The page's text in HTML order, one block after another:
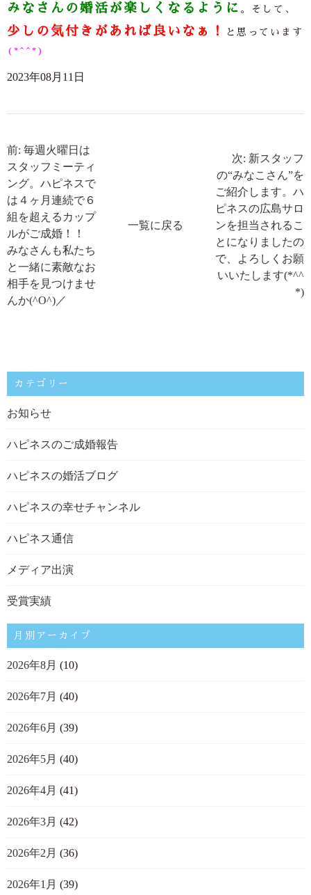
みなさんの婚活が楽しくなるように 。そして、
少しの気付きがあれば良いなぁ！
と思っています
(*^^*)
2023年08月11日
前: 毎週火曜日は
スタッフミーティ
ング。ハピネスで
は４ヶ月連続で６
組を超えるカップ
ルがご成婚！！
みなさんも私たち
と一緒に素敵なお
相手を見つけませ
んか(^O^)／
一覧に戻る
次: 新スタッフ
の“みなこさん”を
ご紹介します。ハ
ピネスの広島サロ
ンを担当されるこ
とになりましたの
で、よろしくお願
いいたします(*^^
*)
カテゴリー
お知らせ
ハピネスのご成婚報告
ハピネスの婚活ブログ
ハピネスの幸せチャンネル
ハピネス通信
メディア出演
受賞実績
月別アーカイブ
2026年8月 (10)
2026年7月 (40)
2026年6月 (39)
2026年5月 (40)
2026年4月 (41)
2026年3月 (42)
2026年2月 (36)
2026年1月 (39)